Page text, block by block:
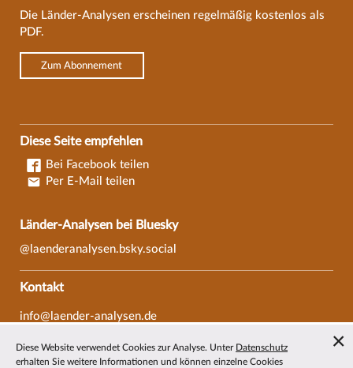
Die Länder-Analysen erscheinen regelmäßig kostenlos als
PDF.
Zum Abonnement
Diese Seite empfehlen
Bei Facebook teilen
Per E-Mail teilen
Länder-Analysen bei Bluesky
@laenderanalysen.bsky.social
Kontakt
info@laender-analysen.de
Fax: 0421/218-69607
Diese Website verwendet Cookies zur Analyse. Unter Datenschutz
erhalten Sie weitere Informationen und können einzelne Cookies